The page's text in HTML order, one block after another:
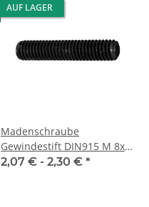
AUF LAGER
Madenschraube
Gewindestift DIN915 M 8x20
Zapfen 10x
2,07 € - 2,30 € *